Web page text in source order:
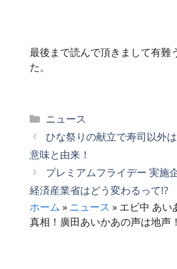
最後まで読んで頂きまして有難
た。
カ
テ
ゴ
リ
ー
ニュース
ひな祭りの献立で寿司以外
意味と由来！
プレミアムフライデー 実施
経済産業省はどう変わるって!?
ホーム » ニュース » エビ中 あい
真相！廣田あいかあの声は地声